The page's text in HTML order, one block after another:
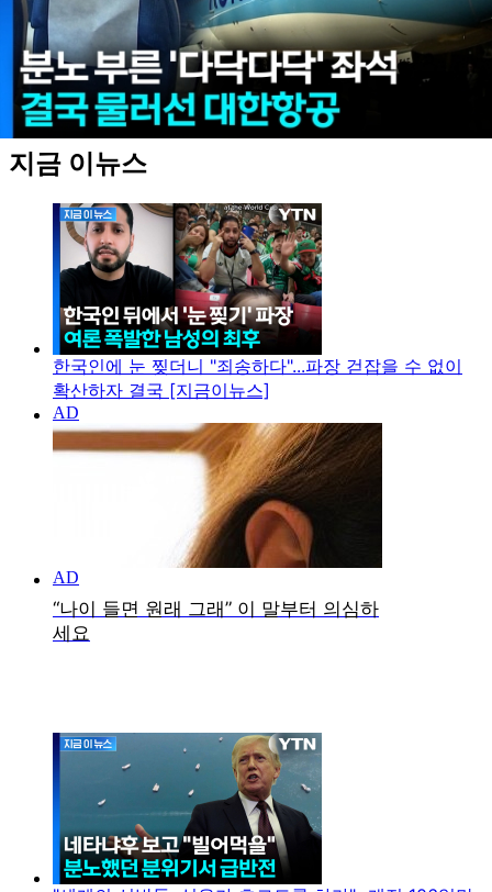
지금 이뉴스
한국인에 눈 찢더니 "죄송하다"...파장 걷잡을 수 없이
확산하자 결국 [지금이뉴스]